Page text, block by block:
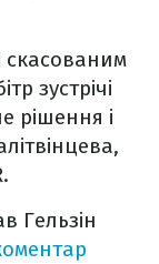
скасованим
зустрічі
рішення і
Гельзін